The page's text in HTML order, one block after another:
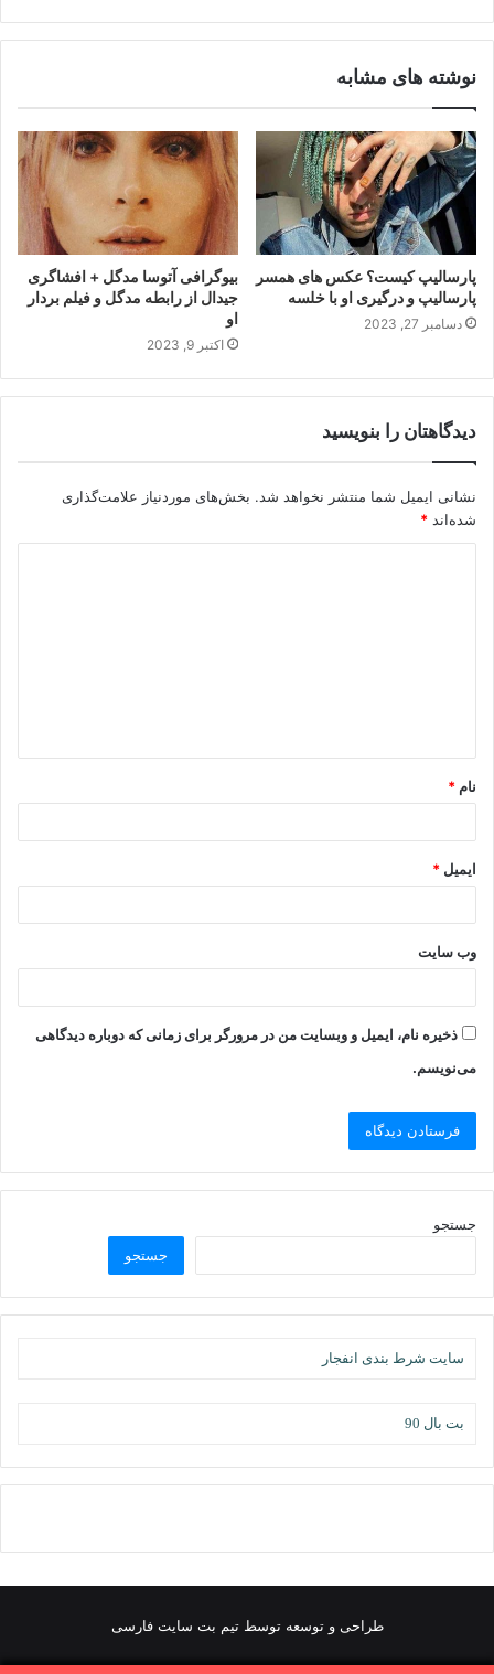
نوشته های مشابه
پارسالیپ کیست؟ عکس های همسر
پارسالیپ و درگیری او با خلسه
دسامبر 27, 2023
بیوگرافی آتوسا مدگل + افشاگری
جیدال از رابطه مدگل و فیلم بردار
او
اکتبر 9, 2023
دیدگاهتان را بنویسید
نشانی ایمیل شما منتشر نخواهد شد. بخش‌های موردنیاز علامت‌گذاری
شده‌اند *
نام *
ایمیل *
وب‌ سایت
ذخیره نام، ایمیل و وبسایت من در مرورگر برای زمانی که دوباره دیدگاهی
می‌نویسم.
جستجو
جستجو
سایت شرط بندی انفجار
بت بال 90
طراحی و توسعه توسط تیم بت سایت فارسی